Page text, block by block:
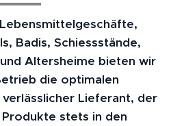
Badis, Schiessstände,
Altersheime bieten wir
die optimalen
Lieferant, der
stets in den